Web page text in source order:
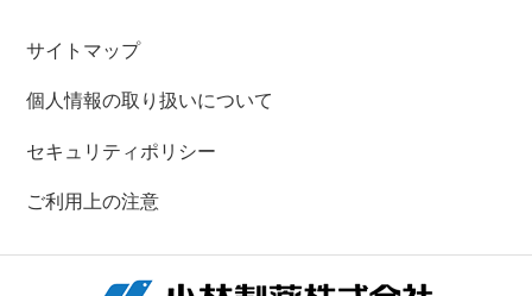
サイトマップ
個人情報の取り扱いについて
セキュリティポリシー
ご利用上の注意